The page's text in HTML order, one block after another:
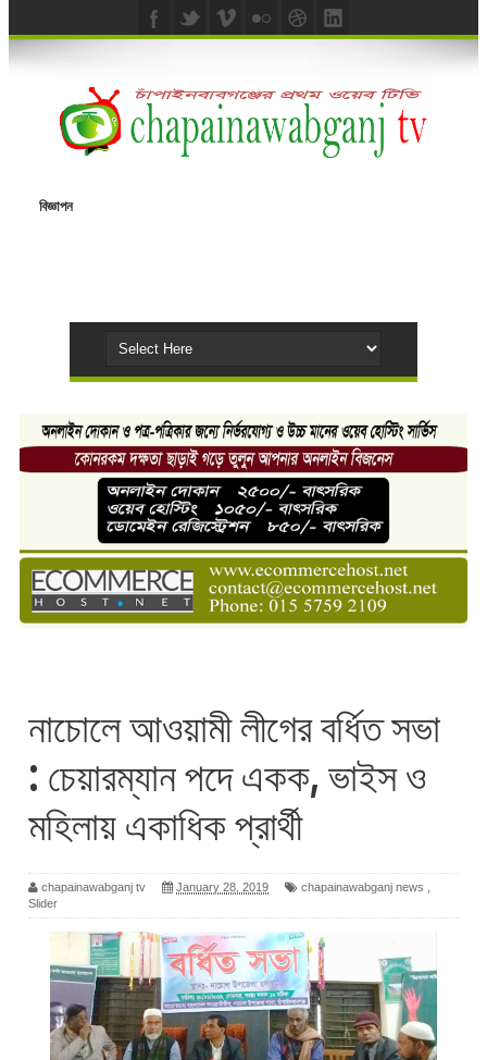
বিজ্ঞাপন
নাচোলে আওয়ামী লীগের বর্ধিত সভা
: চেয়ারম্যান পদে একক, ভাইস ও
মহিলায় একাধিক প্রার্থী
chapainawabganj tv January 28, 2019 chapainawabganj news
Slider